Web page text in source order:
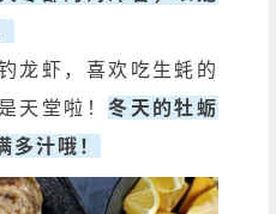
龙虾，喜欢吃生蚝的
天堂啦！冬天的牡蛎
多汁哦！